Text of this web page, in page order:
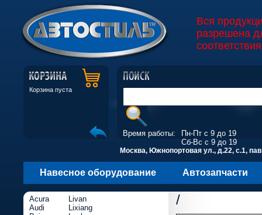
Вся
разрешена
Корзина пуста
Время работы:
Пн-Пт с 9 до 19
Сб-Вс с 9 до 19
Москва, Южнопортовая ул., д.22, с.1,
Навесное оборудование Автозапчасти
/
Acura
Audi
Livan
Lixiang